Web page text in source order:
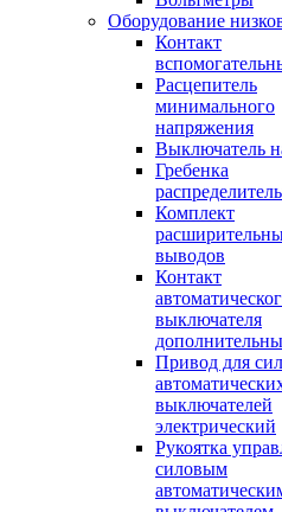
Оборудование
Контакт
Расцепитель
минимального
напряжения
Выключатель
Гребенка
Комплект
выводов
Контакт
выключателя
Привод для
выключателей
электрический
Рукоятка
силовым